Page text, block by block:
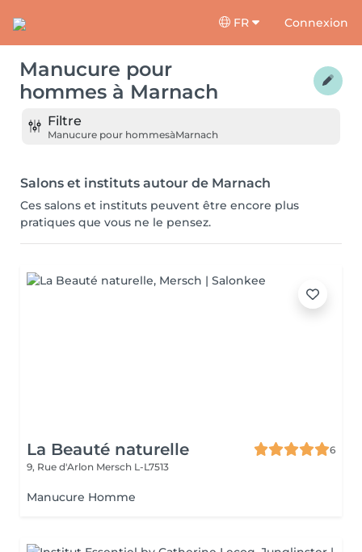
FR Connexion
Manucure pour
hommes à Marnach
Filtre
Manucure pour hommesàMarnach
Salons et instituts autour de Marnach
Ces salons et instituts peuvent être encore plus
pratiques que vous ne le pensez.
La Beauté naturelle
6
9, Rue d'Arlon Mersch L-L7513
Manucure Homme